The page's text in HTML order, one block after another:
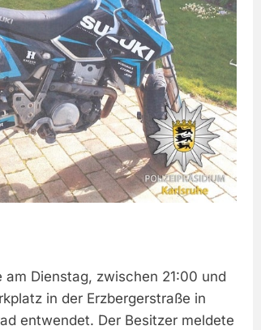
Dienstag, zwischen 21:00 und
in der Erzbergerstraße in
entwendet. Der Besitzer meldete